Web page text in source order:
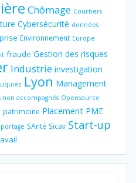
Chômage Courtiers
Cybersécurité données
Environnement Europe
fraude Gestion des risques
Industrie investigation
Lyon Management
non accompagnés Opensource
patrimoine Placement PME
SAnté Sicav Start-up